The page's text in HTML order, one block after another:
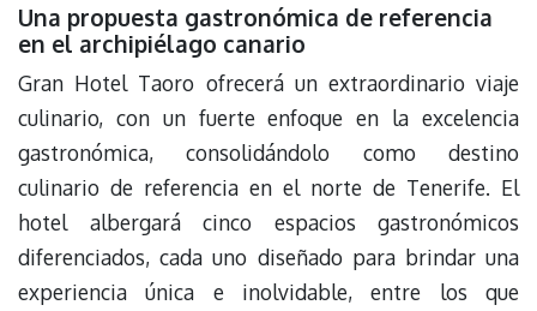
Una propuesta gastronómica de referencia
en el archipiélago canario
Gran Hotel Taoro ofrecerá un extraordinario viaje
culinario, con un fuerte enfoque en la excelencia
gastronómica, consolidándolo como destino
culinario de referencia en el norte de Tenerife. El
hotel albergará cinco espacios gastronómicos
diferenciados, cada uno diseñado para brindar una
experiencia única e inolvidable, entre los que